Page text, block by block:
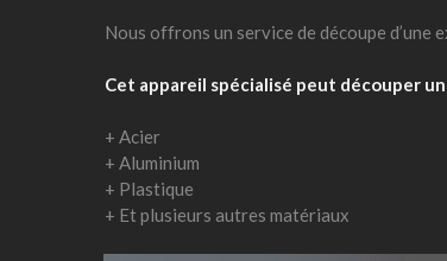
Nous offrons un service de découpe d’une
Cet appareil spécialisé peut découper
+ Acier
+ Aluminium
+ Plastique
+ Et plusieurs autres matériaux